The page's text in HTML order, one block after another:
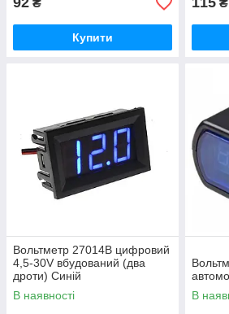
₴
Купити
₴
Вольтметр 27014B цифровий
4,5-30V вбудований (два
дроти) Синій
В наявності
В